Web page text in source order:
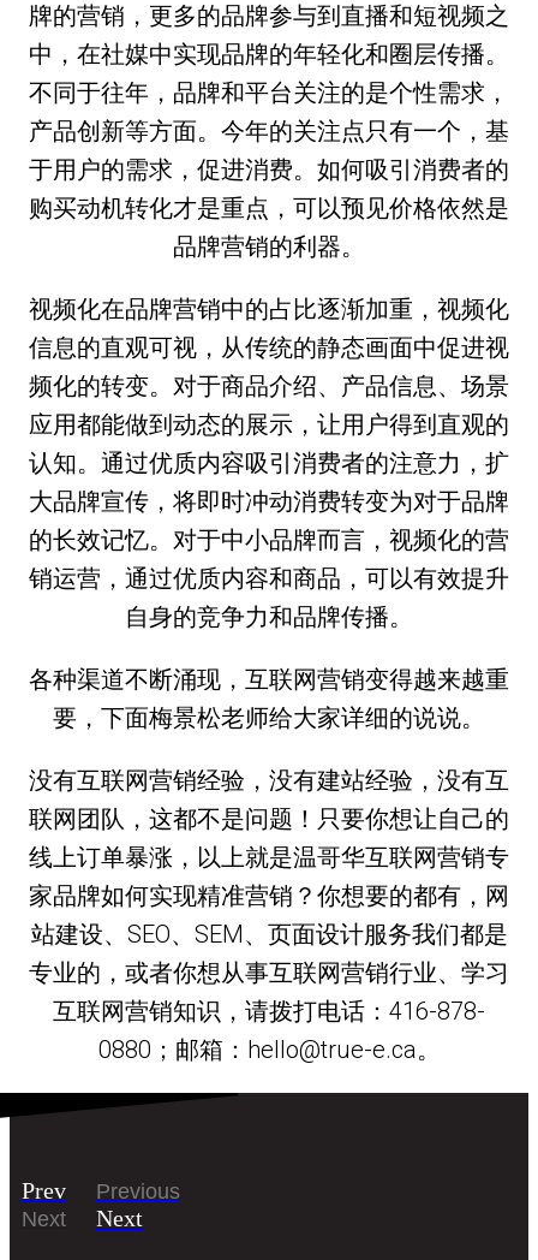
牌的营销，更多的品牌参与到直播和短视频之
中，在社媒中实现品牌的年轻化和圈层传播。
不同于往年，品牌和平台关注的是个性需求，
产品创新等方面。今年的关注点只有一个，基
于用户的需求，促进消费。如何吸引消费者的
购买动机转化才是重点，可以预见价格依然是
品牌营销的利器。
视频化在品牌营销中的占比逐渐加重，视频化
信息的直观可视，从传统的静态画面中促进视
频化的转变。对于商品介绍、产品信息、场景
应用都能做到动态的展示，让用户得到直观的
认知。通过优质内容吸引消费者的注意力，扩
大品牌宣传，将即时冲动消费转变为对于品牌
的长效记忆。对于中小品牌而言，视频化的营
销运营，通过优质内容和商品，可以有效提升
自身的竞争力和品牌传播。
各种渠道不断涌现，互联网营销变得越来越重
要，下面梅景松老师给大家详细的说说。
没有互联网营销经验，没有建站经验，没有互
联网团队，这都不是问题！只要你想让自己的
线上订单暴涨，以上就是温哥华互联网营销专
家品牌如何实现精准营销？你想要的都有，网
站建设、SEO、SEM、页面设计服务我们都是
专业的，或者你想从事互联网营销行业、学习
互联网营销知识，请拨打电话：416-878-
0880；邮箱：hello@true-e.ca。
Prev
Previous
Next
Next